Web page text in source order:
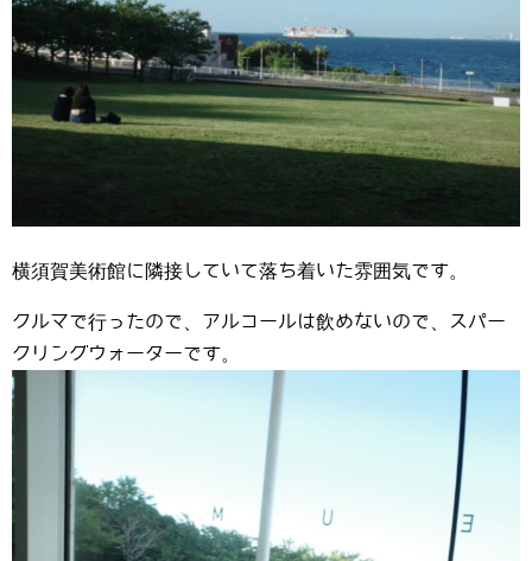
横須賀美術館に隣接していて落ち着いた雰囲気です。
クルマで行ったので、アルコールは飲めないので、スパー
クリングウォーターです。